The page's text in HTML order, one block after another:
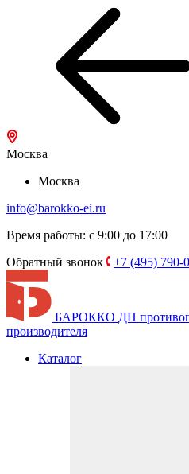
Москва
Москва
info@barokko-ei.ru
Время работы: с 9:00 до 17:00
Обратный звонок
+7 (495) 790-
БАРОККО ДП
производителя
Каталог